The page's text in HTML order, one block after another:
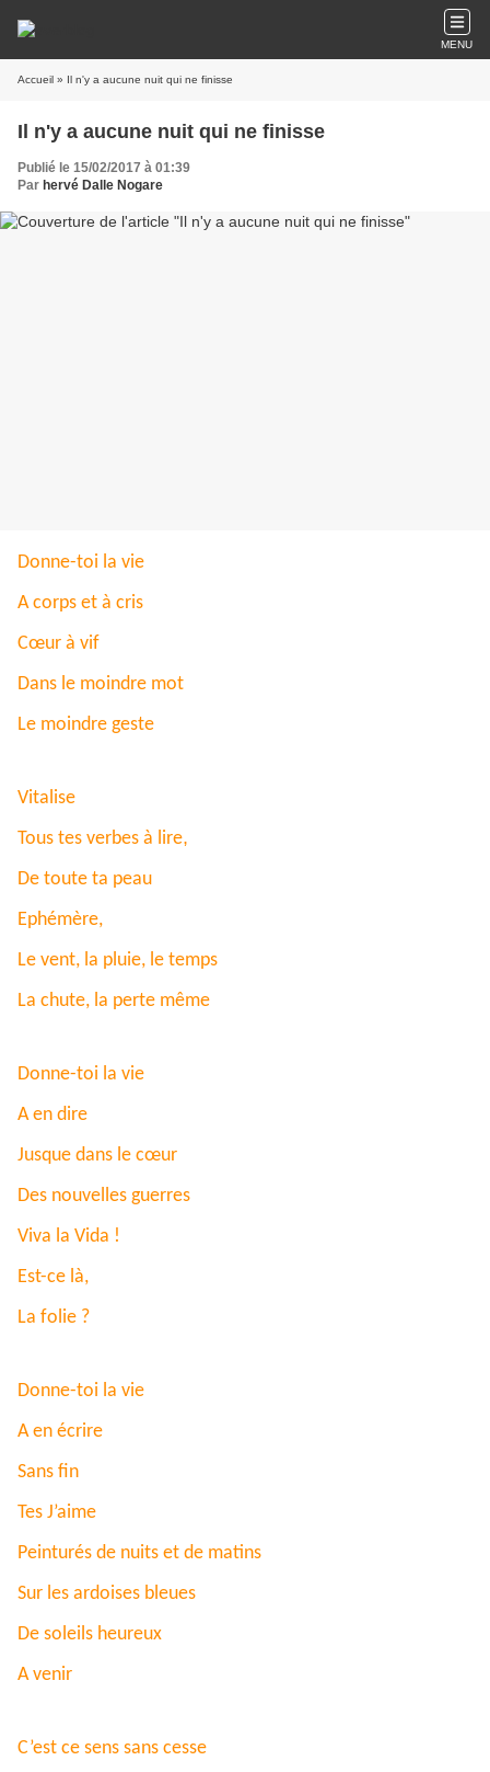
MENU
Accueil » Il n'y a aucune nuit qui ne finisse
Il n'y a aucune nuit qui ne finisse
Publié le 15/02/2017 à 01:39
Par hervé Dalle Nogare
Donne-toi la vie
A corps et à cris
Cœur à vif
Dans le moindre mot
Le moindre geste
Vitalise
Tous tes verbes à lire,
De toute ta peau
Ephémère,
Le vent, la pluie, le temps
La chute, la perte même
Donne-toi la vie
A en dire
Jusque dans le cœur
Des nouvelles guerres
Viva la Vida !
Est-ce là,
La folie ?
Donne-toi la vie
A en écrire
Sans fin
Tes J’aime
Peinturés de nuits et de matins
Sur les ardoises bleues
De soleils heureux
A venir
C’est ce sens sans cesse